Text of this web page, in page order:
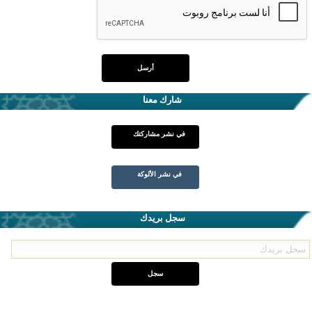
شارك معنا
في نشر مشاركتك
في نشر الألوكة
سجل بريدك